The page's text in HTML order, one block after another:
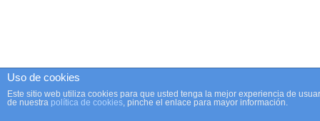
Uso de cookies
Este sitio web utiliza cookies para que usted tenga la mejor experiencia de
de nuestra política de cookies, pinche el enlace para mayor información.